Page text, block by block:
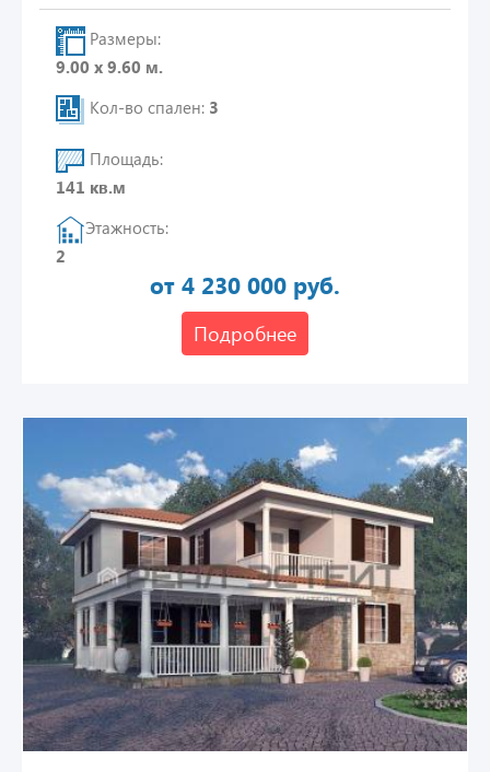
Размеры:
9.00 х 9.60 м.
Кол-во спален: 3
Площадь:
141 кв.м
Этажность:
2
от 4 230 000 руб.
Подробнее